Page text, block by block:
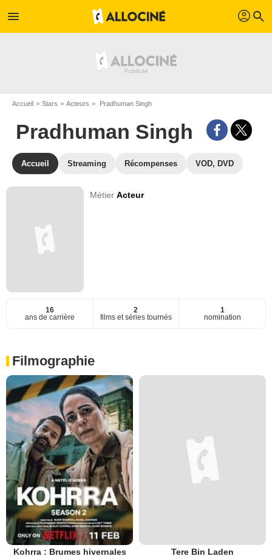
menu profil search
Accueil Stars Acteurs Pradhuman Singh
Pradhuman Singh
Accueil Streaming Récompenses VOD, DVD
MétierActeur
16
ans de carrière
2
films et séries tournés
1
nomination
Filmographie
Kohrra : Brumes hivernales Tere Bin Laden